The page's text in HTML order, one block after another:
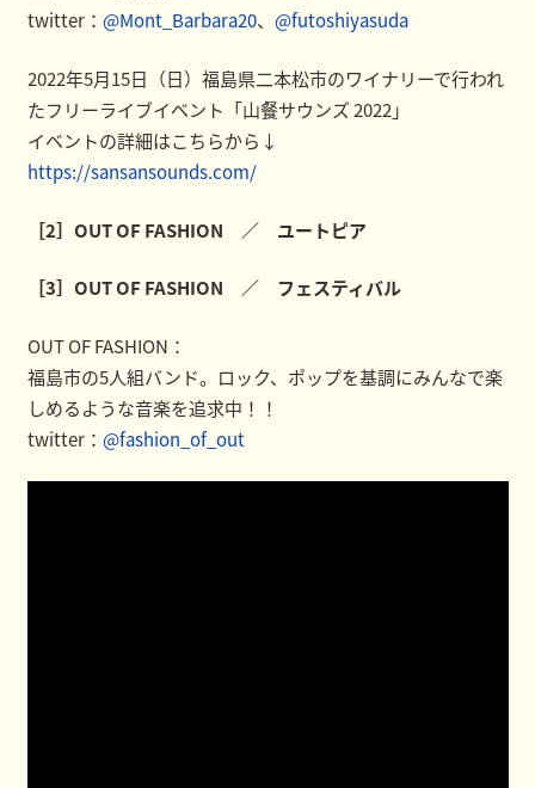
twitter： @Mont_Barbara20、 @futoshiyasuda
2022年5月15日（日）福島県二本松市のワイナリーで行われ
たフリーライブイベント「山餐サウンズ 2022」
イベントの詳細はこちらから↓
https://sansansounds.com/
［2］OUT OF FASHION ／ ユートピア
［3］OUT OF FASHION ／ フェスティバル
OUT OF FASHION：
福島市の5人組バンド。ロック、ポップを基調にみんなで楽
しめるような音楽を追求中！！
twitter： @fashion_of_out